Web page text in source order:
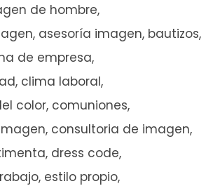
de hombre
asesoría imagen bautizos
de empresa
clima laboral
color comuniones
consultoria de imagen
dress code
estilo propio